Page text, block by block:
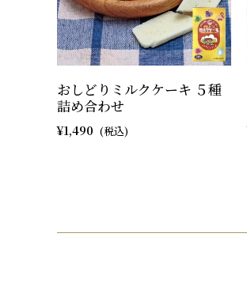
おしどりミルクケーキ ５種
詰め合わせ
1,490